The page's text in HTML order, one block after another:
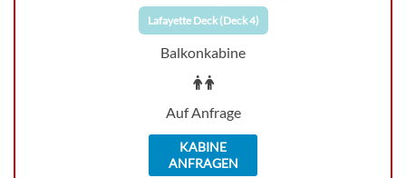
Lafayette Deck (Deck 4)
Balkonkabine
Auf Anfrage
KABINE
ANFRAGEN